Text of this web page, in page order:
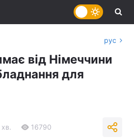
рус
від Німеччини
для
хв. 16790